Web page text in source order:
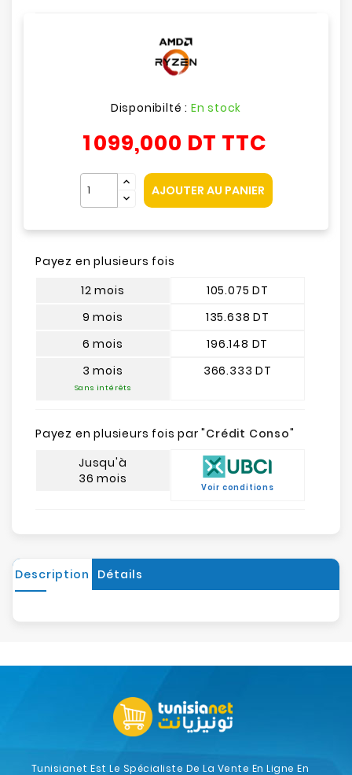
Disponibilté : En stock
1 099,000 DT TTC
AJOUTER AU PANIER
Payez en plusieurs fois
12 mois
9 mois
6 mois
3 mois
Sans intérêts
105.075 DT
135.638 DT
196.148 DT
366.333 DT
Payez en plusieurs fois par "Crédit Conso"
Jusqu'à
36 mois
Voir conditions
Description Détails
Tunisianet Est Le Spécialiste De La Vente En Ligne En